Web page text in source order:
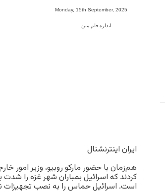
Monday, 15th September, 2025
اندازه قلم متن
ایران اینترنشنال
هم‌زمان با حضور مارکو روبیو، وزیر امور
است. اسرائیل حماس را به نصب تجهیزات